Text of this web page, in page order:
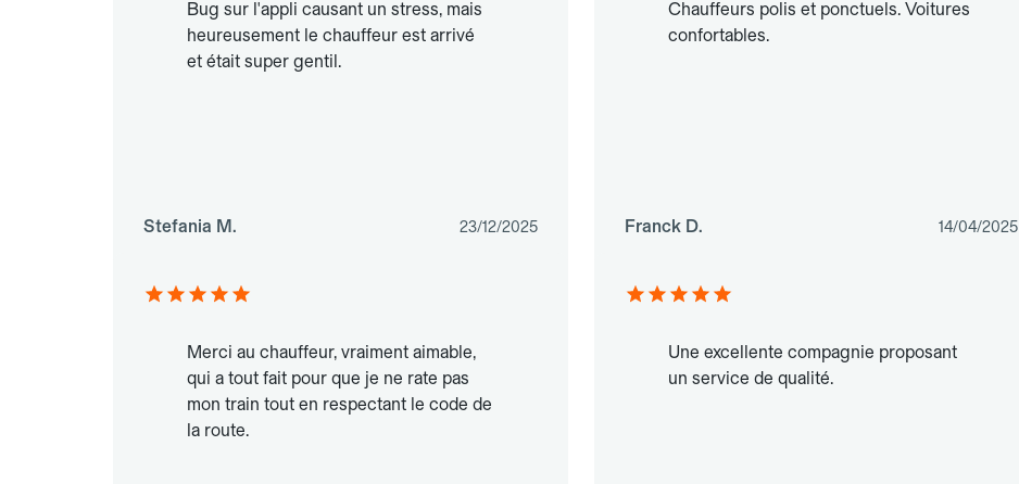
Bug sur l'appli causant un stress, mais
heureusement le chauffeur est arrivé
et était super gentil.
Stefania M. 23/12/2025
Chauffeurs polis et ponctuels. Voitures
confortables.
Franck D. 14/04/2025
Merci au chauffeur, vraiment aimable,
qui a tout fait pour que je ne rate pas
mon train tout en respectant le code de
la route.
Une excellente compagnie proposant
un service de qualité.